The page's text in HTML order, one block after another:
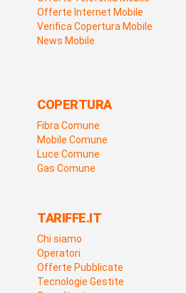
Offerte Internet Mobile
Verifica Copertura Mobile
News Mobile
COPERTURA
Fibra Comune
Mobile Comune
Luce Comune
Gas Comune
TARIFFE.IT
Chi siamo
Operatori
Offerte Pubblicate
Tecnologie Gestite